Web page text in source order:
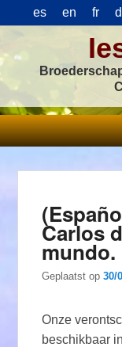
es en fr
Carlos
Geplaatst op30/
Onze
beschikbaar in